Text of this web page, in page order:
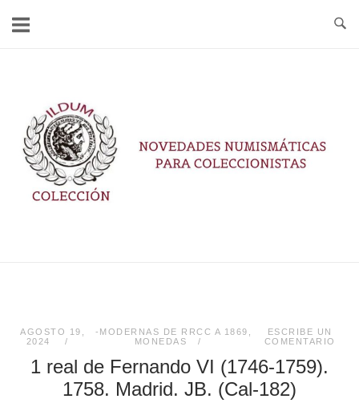
AGOSTO 19,
2024
-MODERNAS DE RRCC A 1869
MONEDAS
ESCRIBE UN
COMENTARIO
1 real de Fernando VI (1746-1759).
1758. Madrid. JB. (Cal-182)